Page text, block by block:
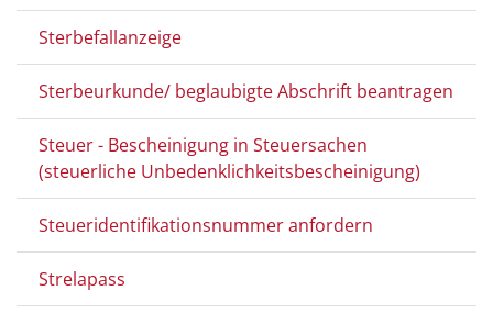
Sterbefallanzeige
Sterbeurkunde/ beglaubigte Abschrift beantragen
Steuer - Bescheinigung in Steuersachen
(steuerliche Unbedenklichkeitsbescheinigung)
Steueridentifikationsnummer anfordern
Strelapass